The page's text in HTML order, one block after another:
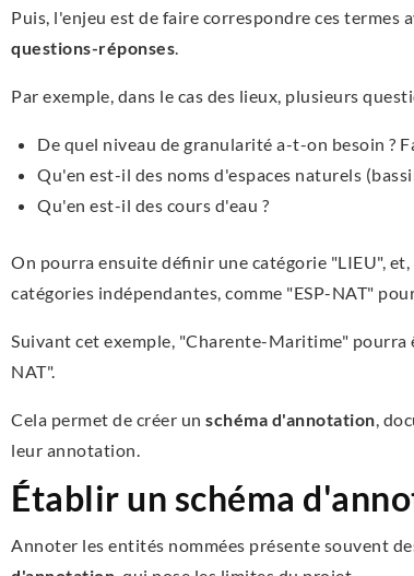
Puis, l'enjeu est de faire correspondre ces termes
questions-réponses.
Par exemple, dans le cas des lieux, plusieurs
De quel niveau de granularité a-t-on besoin ?
Qu'en est-il des noms d'espaces naturels
Qu'en est-il des cours d'eau ?
On pourra ensuite définir une catégorie "LIEU",
catégories indépendantes, comme "ESP-NAT"
Suivant cet exemple, "Charente-Maritime" pourra
NAT".
Cela permet de créer un schéma d'annotation,
leur annotation.
Établir un schéma
Annoter les entités nommées présente souvent